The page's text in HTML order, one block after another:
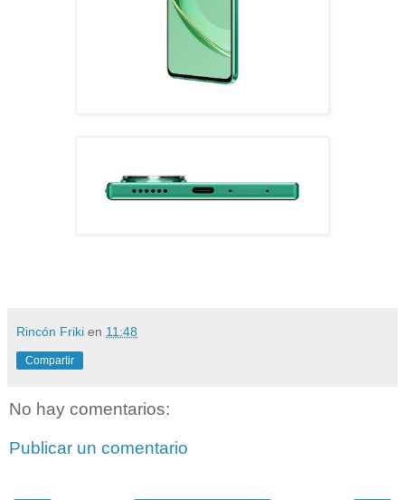
Rincón Friki en 11:48
Compartir
No hay comentarios:
Publicar un comentario